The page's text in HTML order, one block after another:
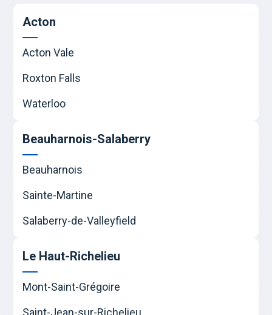
Acton
Acton Vale
Roxton Falls
Waterloo
Beauharnois-Salaberry
Beauharnois
Sainte-Martine
Salaberry-de-Valleyfield
Le Haut-Richelieu
Mont-Saint-Grégoire
Saint-Jean-sur-Richelieu